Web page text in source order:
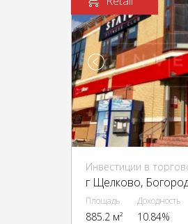
Инвестиции в
г Щелково,
Площадь
885.2 м²
Доходность
10.84%